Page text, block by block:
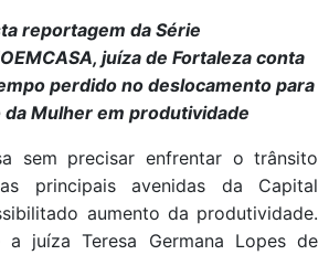
reportagem da Série
juíza de Fortaleza conta
perdido no deslocamento para
da Mulher em produtividade
sem precisar enfrentar o trânsito
principais avenidas da Capital
aumento da produtividade.
juíza Teresa Germana Lopes de